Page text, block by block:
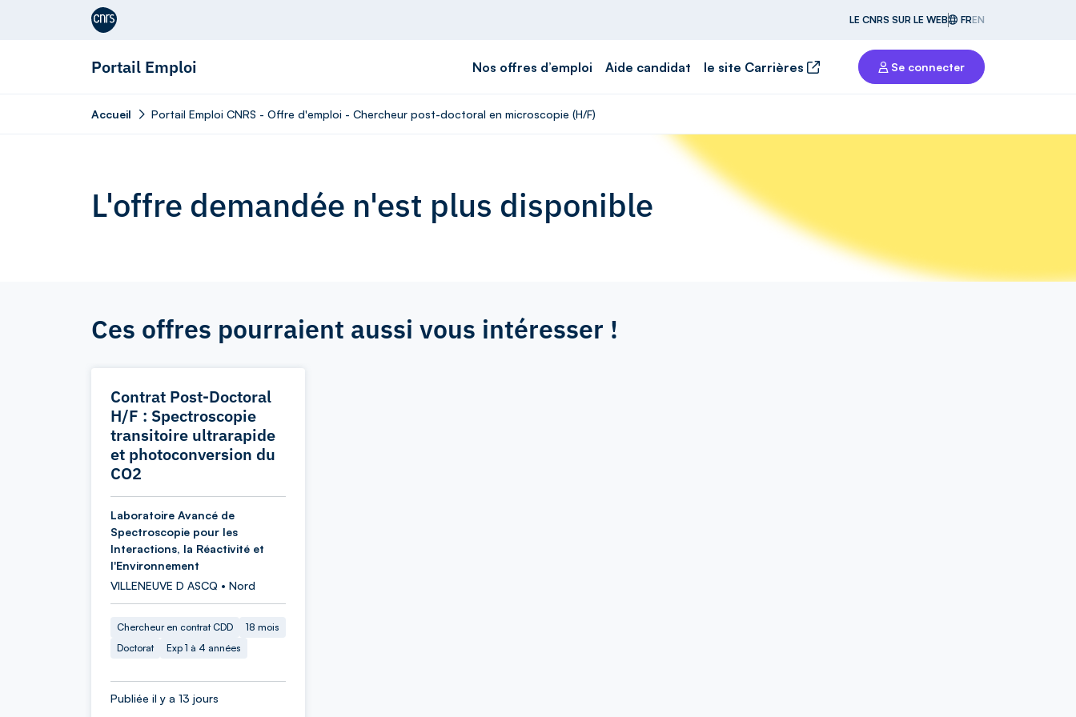
Aller au contenu
LE CNRS SUR LE WEB FREN
Portail Emploi Nos offres d’emploi Aide candidat le site Carrières Se connecter
Accueil Portail Emploi CNRS - Offre d'emploi - Chercheur post-doctoral en microscopie (H/F)
L'offre demandée n'est plus disponible
Ces offres pourraient aussi vous intéresser !
Contrat Post-Doctoral
H/F : Spectroscopie
transitoire ultrarapide
et photoconversion du
CO2
Laboratoire Avancé de
Spectroscopie pour les
Interactions, la Réactivité et
l'Environnement
VILLENEUVE D ASCQ • Nord
Chercheur en contrat CDD
18 mois
Doctorat
Exp 1 à 4 années
Publiée il y a 13 jours